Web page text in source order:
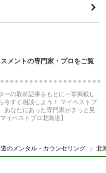
メントの専門家・プロをご覧
の取材記事をもとに一挙掲載し
今すぐ相談しよう！ マイベストプ
あなたにあった専門家がきっと見
イベストプロ北海道】
のメンタル・カウンセリング 北